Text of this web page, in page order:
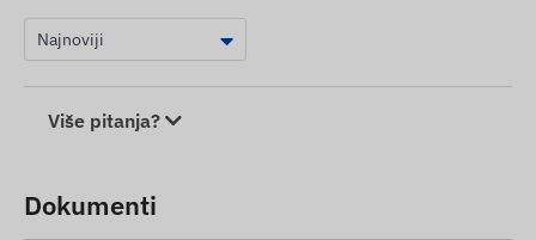
Više pitanja?
Dokumenti